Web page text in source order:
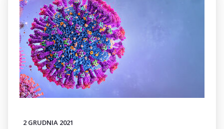
2 GRUDNIA 2021